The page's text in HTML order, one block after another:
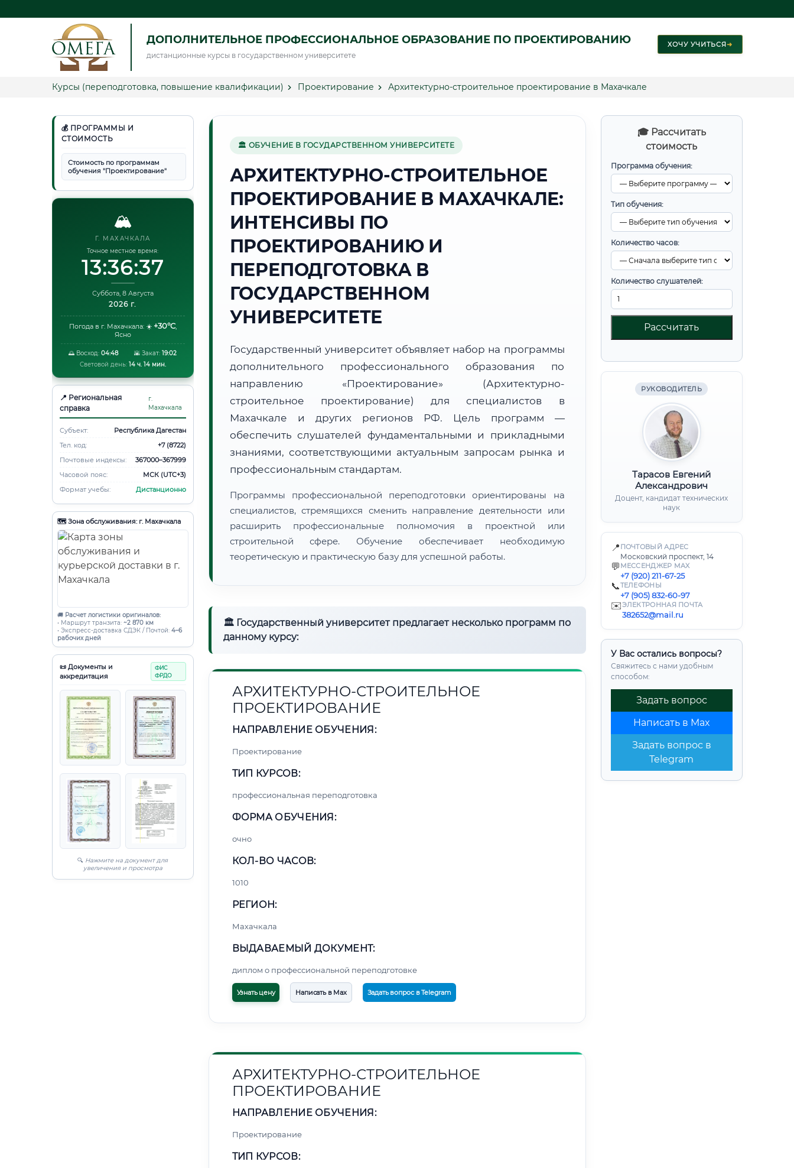
ДОПОЛНИТЕЛЬНОЕ ПРОФЕССИОНАЛЬНОЕ ОБРАЗОВАНИЕ ПО ПРОЕКТИРОВАНИЮ
дистанционные курсы в государственном университете
ХОЧУ УЧИТЬСЯ➜
Курсы (переподготовка, повышение квалификации) Проектирование Архитектурно-строительное проектирование в Махачкале
💰 ПРОГРАММЫ И
СТОИМОСТЬ
Стоимость по программам
обучения "Проектирование"
🏔️
Г. МАХАЧКАЛА
Точное местное время:
13:36:38
Суббота, 8 Августа
2026 г.
Погода в г. Махачкала: ☀️ +30°C,
Ясно
🌅 Восход: 04:48 🌇 Закат: 19:02
Световой день: 14 ч. 14 мин.
📍 Региональная
справка
г.
Махачкала
Субъект:
Республика Дагестан
Тел. код:
+7 (8722)
Почтовые индексы:
367000–367999
Часовой пояс:
МСК (UTC+3)
Формат учебы:
Дистанционно
🗺️ Зона обслуживания: г. Махачкала
🚚 Расчет логистики оригиналов:
• Маршрут транзита: ~2 870 км
• Экспресс-доставка СДЭК / Почтой: 4–6
рабочих дней
📜 Документы и
аккредитация
ФИС
ФРДО
🔍 Нажмите на документ для
увеличения и просмотра
🎓 Рассчитать
стоимость
Программа обучения:
Тип обучения:
Количество часов:
Количество слушателей:
Рассчитать
РУКОВОДИТЕЛЬ
Тарасов Евгений
Александрович
Доцент, кандидат технических
наук
📍 ПОЧТОВЫЙ АДРЕС
Московский проспект, 14
💬 МЕССЕНДЖЕР MAX
+7 (920) 211-67-25
📞ТЕЛЕФОНЫ
+7 (905) 832-60-97
✉️ЭЛЕКТРОННАЯ ПОЧТА
382652@mail.ru
У Вас остались вопросы?
Свяжитесь с нами удобным
способом:
Задать вопрос
Написать в Max
Задать вопрос в
Telegram
🏛 ОБУЧЕНИЕ В ГОСУДАРСТВЕННОМ УНИВЕРСИТЕТЕ
АРХИТЕКТУРНО-СТРОИТЕЛЬНОЕ
ПРОЕКТИРОВАНИЕ В МАХАЧКАЛЕ:
ИНТЕНСИВЫ ПО
ПРОЕКТИРОВАНИЮ И
ПЕРЕПОДГОТОВКА В
ГОСУДАРСТВЕННОМ
УНИВЕРСИТЕТЕ
Государственный университет объявляет набор на программы
дополнительного профессионального образования по
направлению «Проектирование» (Архитектурно-
строительное проектирование) для специалистов в
Махачкале и других регионов РФ. Цель программ —
обеспечить слушателей фундаментальными и прикладными
знаниями, соответствующими актуальным запросам рынка и
профессиональным стандартам.
Программы профессиональной переподготовки ориентированы на
специалистов, стремящихся сменить направление деятельности или
расширить профессиональные полномочия в проектной или
строительной сфере. Обучение обеспечивает необходимую
теоретическую и практическую базу для успешной работы.
🏛 Государственный университет предлагает несколько программ по
данному курсу:
АРХИТЕКТУРНО-СТРОИТЕЛЬНОЕ
ПРОЕКТИРОВАНИЕ
НАПРАВЛЕНИЕ ОБУЧЕНИЯ:
Проектирование
ТИП КУРСОВ:
профессиональная переподготовка
ФОРМА ОБУЧЕНИЯ:
очно
КОЛ-ВО ЧАСОВ:
1010
РЕГИОН:
Махачкала
ВЫДАВАЕМЫЙ ДОКУМЕНТ:
диплом о профессиональной переподготовке
Узнать цену Написать в Max Задать вопрос в Telegram
АРХИТЕКТУРНО-СТРОИТЕЛЬНОЕ
ПРОЕКТИРОВАНИЕ
НАПРАВЛЕНИЕ ОБУЧЕНИЯ:
Проектирование
ТИП КУРСОВ: